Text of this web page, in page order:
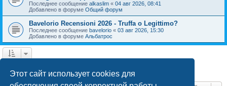
Этот сайт использует cookies для
Последнее сообщение alkaslim « 04 авг 2026, 08:41
Добавлено в форуме Общий форум
Bavelorio Recensioni 2026 - Truffa o Legittimo?
Последнее сообщение bavelorio « 03 авг 2026, 15:30
Добавлено в форуме Альбатрос